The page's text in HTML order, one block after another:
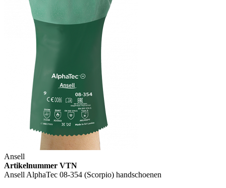
Ansell
Artikelnummer VTN
Ansell AlphaTec 08-354 (Scorpio) handschoenen